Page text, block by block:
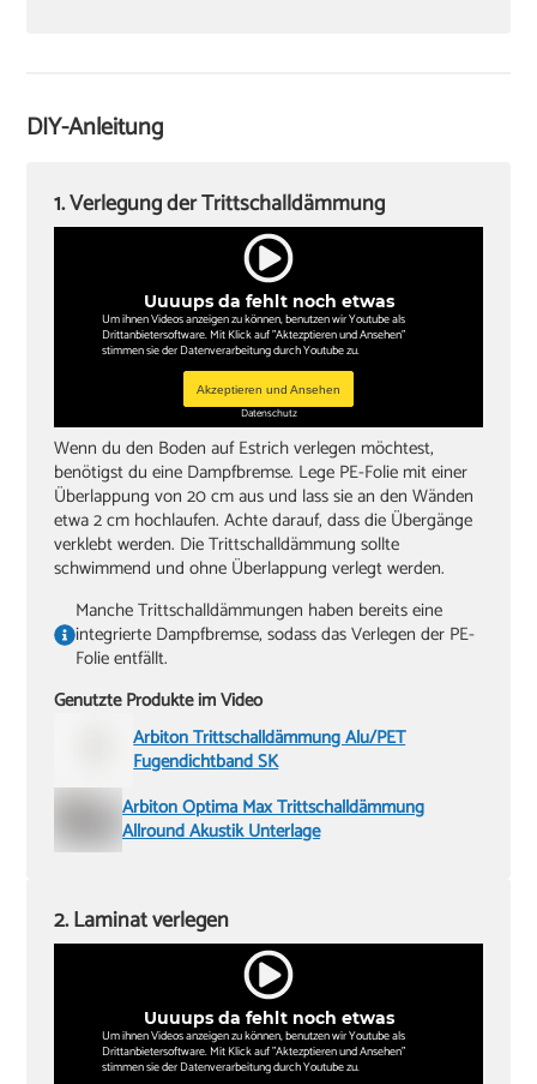
Cuttermesser
Zollstock
DIY-Anleitung
Uuuups da fehlt noch etwas
Um ihnen Videos anzeigen zu können, benutzen wir Youtube als
Drittanbietersoftware. Mit Klick auf "Aktezptieren und Ansehen"
stimmen sie der Datenverarbeitung durch Youtube zu.
Akzeptieren und Ansehen
Datenschutz
1. Verlegung der Trittschalldämmung
Wenn du den Boden auf Estrich verlegen möchtest,
benötigst du eine Dampfbremse. Lege PE-Folie mit einer
Überlappung von 20 cm aus und lass sie an den Wänden
etwa 2 cm hochlaufen. Achte darauf, dass die Übergänge
verklebt werden. Die Trittschalldämmung sollte
schwimmend und ohne Überlappung verlegt werden.
Manche Trittschalldämmungen haben bereits eine
integrierte Dampfbremse, sodass das Verlegen der PE-
Folie entfällt.
Genutzte Produkte im Video
Arbiton Trittschalldämmung Alu/PET
Fugendichtband SK
Arbiton Optima Max Trittschalldämmung
Allround Akustik Unterlage
Uuuups da fehlt noch etwas
Um ihnen Videos anzeigen zu können, benutzen wir Youtube als
Drittanbietersoftware. Mit Klick auf "Aktezptieren und Ansehen"
stimmen sie der Datenverarbeitung durch Youtube zu.
2. Laminat verlegen